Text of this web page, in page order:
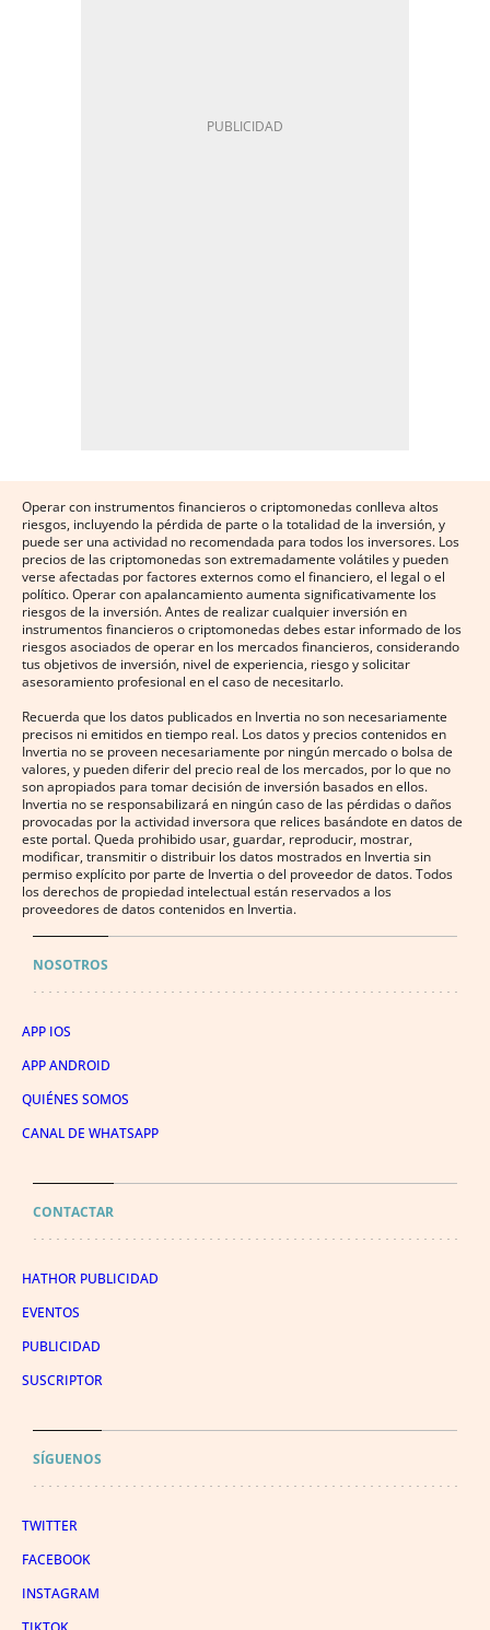
Operar con instrumentos financieros o criptomonedas conlleva altos
riesgos, incluyendo la pérdida de parte o la totalidad de la inversión, y
puede ser una actividad no recomendada para todos los inversores. Los
precios de las criptomonedas son extremadamente volátiles y pueden
verse afectadas por factores externos como el financiero, el legal o el
político. Operar con apalancamiento aumenta significativamente los
riesgos de la inversión. Antes de realizar cualquier inversión en
instrumentos financieros o criptomonedas debes estar informado de los
riesgos asociados de operar en los mercados financieros, considerando
tus objetivos de inversión, nivel de experiencia, riesgo y solicitar
asesoramiento profesional en el caso de necesitarlo.
Recuerda que los datos publicados en Invertia no son necesariamente
precisos ni emitidos en tiempo real. Los datos y precios contenidos en
Invertia no se proveen necesariamente por ningún mercado o bolsa de
valores, y pueden diferir del precio real de los mercados, por lo que no
son apropiados para tomar decisión de inversión basados en ellos.
Invertia no se responsabilizará en ningún caso de las pérdidas o daños
provocadas por la actividad inversora que relices basándote en datos de
este portal. Queda prohibido usar, guardar, reproducir, mostrar,
modificar, transmitir o distribuir los datos mostrados en Invertia sin
permiso explícito por parte de Invertia o del proveedor de datos. Todos
los derechos de propiedad intelectual están reservados a los
proveedores de datos contenidos en Invertia.
NOSOTROS
APP IOS
APP ANDROID
QUIÉNES SOMOS
CANAL DE WHATSAPP
CONTACTAR
HATHOR PUBLICIDAD
EVENTOS
PUBLICIDAD
SUSCRIPTOR
SÍGUENOS
TWITTER
FACEBOOK
INSTAGRAM